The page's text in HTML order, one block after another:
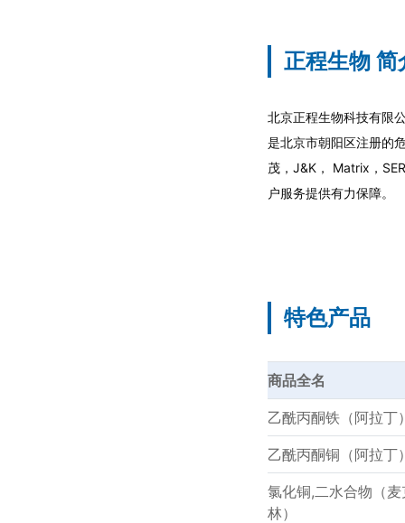
正程生物 简
北京正程生物科技有限
是北京市朝阳区注册的
茂，J&K， Matrix，
户服务提供有力保障。
特色产品
商品全名
乙酰丙酮铁（阿拉丁
乙酰丙酮铜（阿拉丁
氯化铜,二水合物（麦
林）